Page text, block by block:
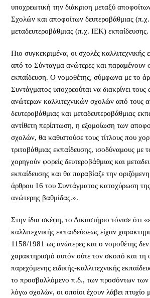
υποχρεωτική την διάκριση μεταξύ
Σχολών και αποφοίτων δευτεροβάθμιας
μεταδευτεροβάθμιας (π.χ. ΙΕΚ) εκπαίδευσης.
Πιο συγκεκριμένα, οι σχολές καλλιτεχνικής
από το Σύνταγμα ανώτερες και παραμένουν
εκπαίδευση. Ο νομοθέτης, σύμφωνα με το
Συντάγματος υποχρεούται να διακρίνει
ανώτερων καλλιτεχνικών σχολών από τους
δευτεροβάθμιας και μεταδευτεροβάθμιας
αντίθετη περίπτωση, η εξομοίωση των
σχολών, θα καθιστούσε τους τίτλους που
τριτοβάθμιας εκπαίδευσης, ισοδύναμους με
χορηγούν φορείς δευτεροβάθμιας και
εκπαίδευσης και θα παραβίαζε την
άρθρου 16 του Συντάγματος κατοχύρωση
ανώτερης βαθμίδας.».
Στην ίδια σκέψη, το Δικαστήριο τόνισε ότι
καλλιτεχνικής εκπαιδεύσεως είχαν
1158/1981 ως ανώτερες και ο νομοθέτης δεν
χαρακτηρισμό αυτόν ούτε τον σκοπό και τη
παρεχόμενης ειδικής-καλλιτεχνικής
το προσβαλλόμενο π.δ., των προσόντων των
λόγω σχολών, οι οποίοι έχουν λάβει